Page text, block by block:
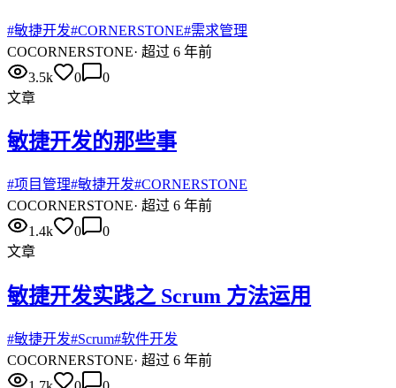
#敏捷开发#CORNERSTONE#需求管理
COCORNERSTONE· 超过 6 年前
3.5k
0
0
文章
敏捷开发的那些事
#项目管理#敏捷开发#CORNERSTONE
COCORNERSTONE· 超过 6 年前
1.4k
0
0
文章
敏捷开发实践之 Scrum 方法运用
#敏捷开发#Scrum#软件开发
COCORNERSTONE· 超过 6 年前